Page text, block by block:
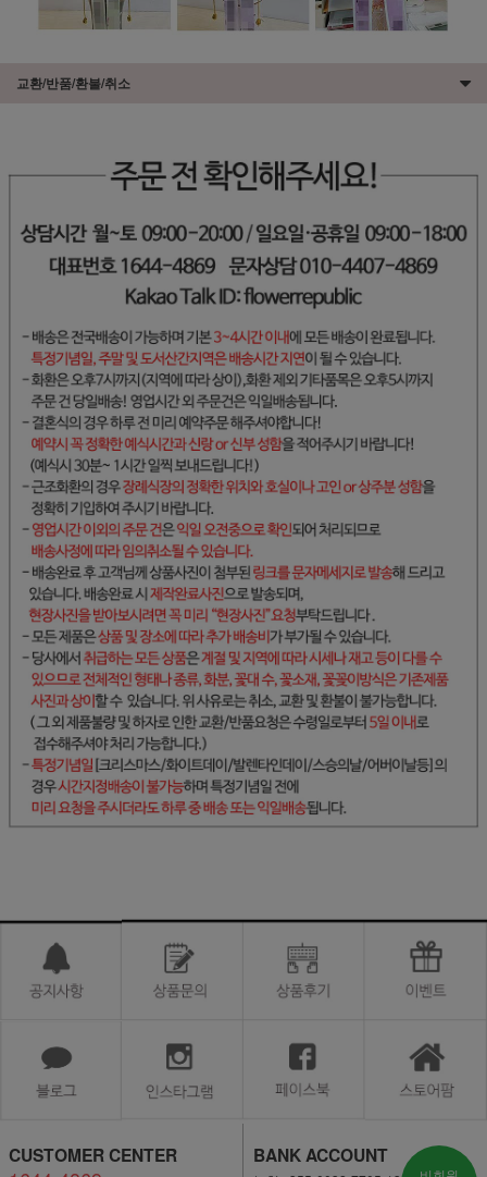
교환/반품/환불/취소
CUSTOMER CENTER BANK ACCOUNT